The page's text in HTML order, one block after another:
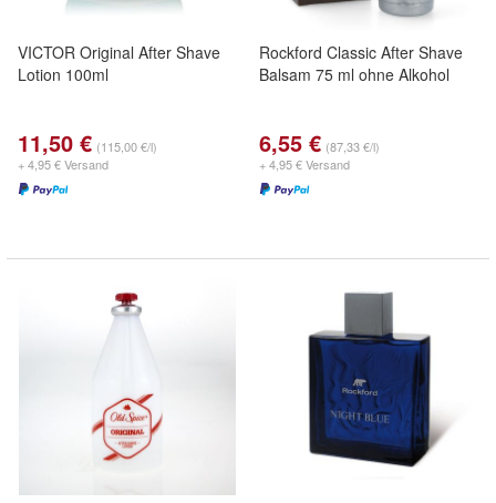
VICTOR Original After Shave
Lotion 100ml
11,50 € (115,00 €/l)
+ 4,95 € Versand
Rockford Classic After Shave
Balsam 75 ml ohne Alkohol
6,55 € (87,33 €/l)
+ 4,95 € Versand